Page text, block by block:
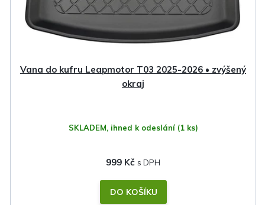
Vana do kufru Leapmotor T03 2025-2026 • zvýšený
okraj
SKLADEM, ihned k odeslání (1 ks)
999 Kč
DO KOŠÍKU